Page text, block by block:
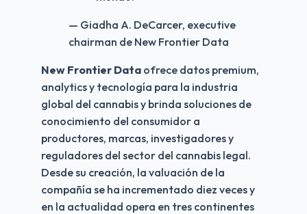
— Giadha A. DeCarcer, executive
chairman de New Frontier Data
New Frontier Data ofrece datos premium,
analytics y tecnología para la industria
global del cannabis y brinda soluciones de
conocimiento del consumidor a
productores, marcas, investigadores y
reguladores del sector del cannabis legal.
Desde su creación, la valuación de la
compañía se ha incrementado diez veces y
en la actualidad opera en tres continentes